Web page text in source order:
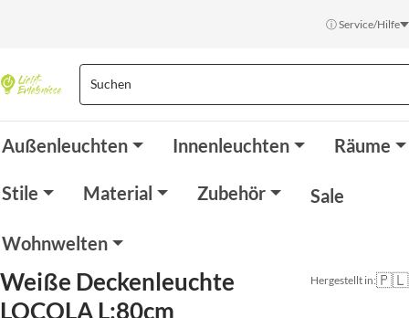
ⓘ Service/Hilfe
Außenleuchten Innenleuchten Räume
Stile Material Zubehör Sale
Wohnwelten
Weiße Deckenleuchte
LOCOLA L:80cm
Hergestellt in:🇵🇱